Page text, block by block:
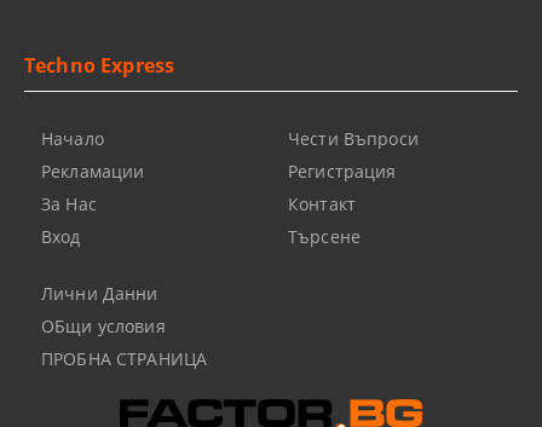
Techno Express
Начало
Рекламации
За Нас
Вход
Чести Въпроси
Регистрация
Контакт
Търсене
Лични Данни
ОБщи условия
ПРОБНА СТРАНИЦА